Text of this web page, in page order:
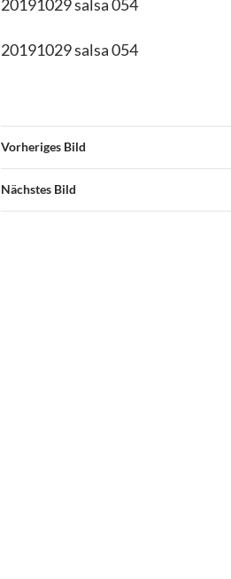
20191029 salsa 054
20191029 salsa 054
Vorheriges Bild
Nächstes Bild